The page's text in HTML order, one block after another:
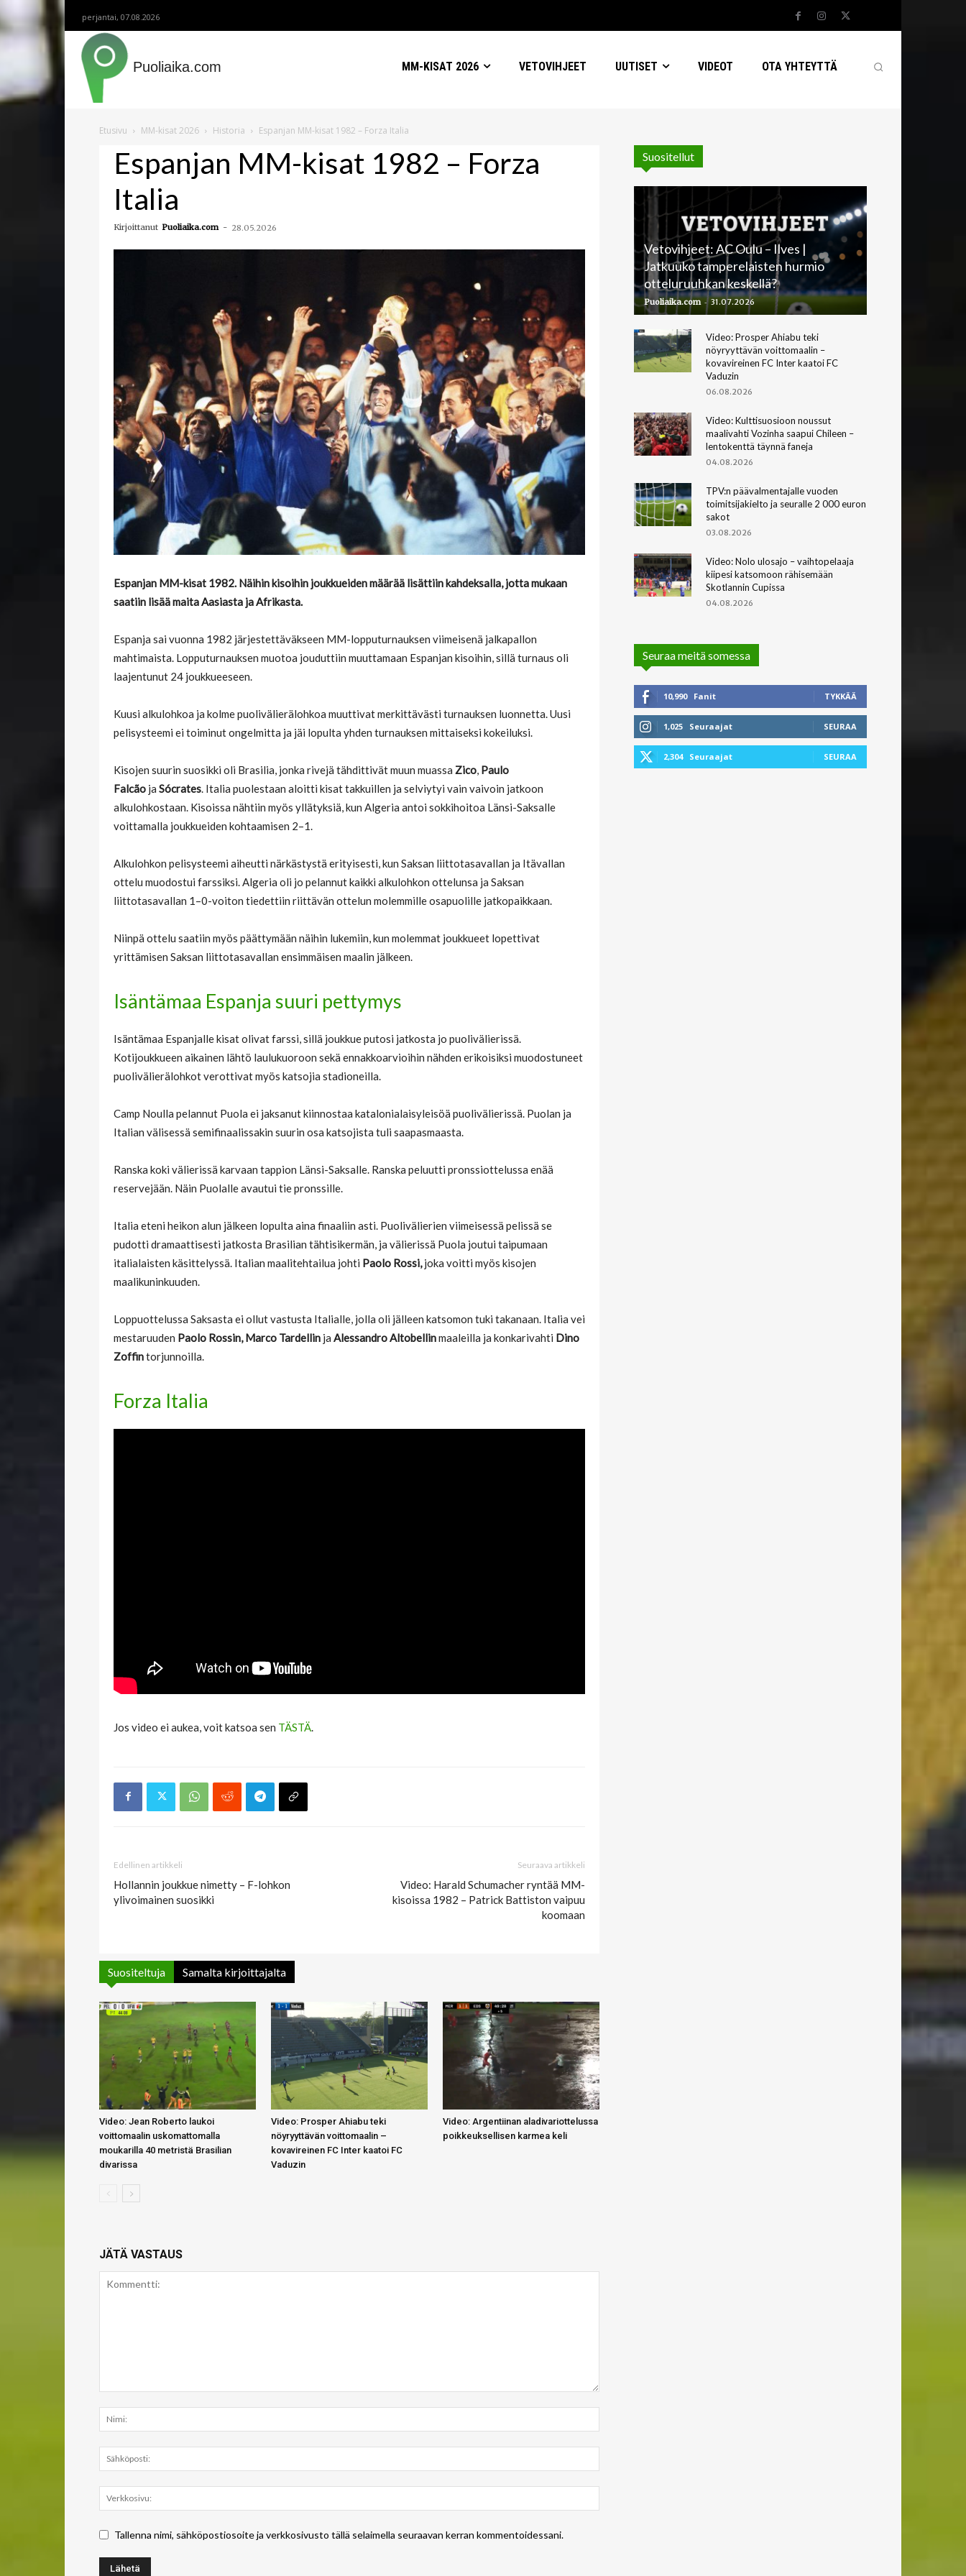
perjantai, 07.08.2026
Puoliaika.com MM-KISAT 2026 VETOVIHJEET UUTISET VIDEOT OTA YHTEYTTÄ
Etusivu MM-kisat 2026 Historia Espanjan MM-kisat 1982 – Forza Italia
Espanjan MM-kisat 1982 – Forza
Italia
Kirjoittanut Puoliaika.com - 28.05.2026
Espanjan MM-kisat 1982. Näihin kisoihin joukkueiden määrää lisättiin kahdeksalla, jotta mukaan
saatiin lisää maita Aasiasta ja Afrikasta.
Espanja sai vuonna 1982 järjestettäväkseen MM-lopputurnauksen viimeisenä jalkapallon
mahtimaista. Lopputurnauksen muotoa jouduttiin muuttamaan Espanjan kisoihin, sillä turnaus oli
laajentunut 24 joukkueeseen.
Kuusi alkulohkoa ja kolme puolivälierälohkoa muuttivat merkittävästi turnauksen luonnetta. Uusi
pelisysteemi ei toiminut ongelmitta ja jäi lopulta yhden turnauksen mittaiseksi kokeiluksi.
Kisojen suurin suosikki oli Brasilia, jonka rivejä tähdittivät muun muassa Zico, Paulo
Falcão ja Sócrates. Italia puolestaan aloitti kisat takkuillen ja selviytyi vain vaivoin jatkoon
alkulohkostaan. Kisoissa nähtiin myös yllätyksiä, kun Algeria antoi sokkihoitoa Länsi-Saksalle
voittamalla joukkueiden kohtaamisen 2–1.
Alkulohkon pelisysteemi aiheutti närkästystä erityisesti, kun Saksan liittotasavallan ja Itävallan
ottelu muodostui farssiksi. Algeria oli jo pelannut kaikki alkulohkon ottelunsa ja Saksan
liittotasavallan 1–0-voiton tiedettiin riittävän ottelun molemmille osapuolille jatkopaikkaan.
Niinpä ottelu saatiin myös päättymään näihin lukemiin, kun molemmat joukkueet lopettivat
yrittämisen Saksan liittotasavallan ensimmäisen maalin jälkeen.
Isäntämaa Espanja suuri pettymys
Isäntämaa Espanjalle kisat olivat farssi, sillä joukkue putosi jatkosta jo puolivälierissä.
Kotijoukkueen aikainen lähtö laulukuoroon sekä ennakkoarvioihin nähden erikoisiksi muodostuneet
puolivälierälohkot verottivat myös katsojia stadioneilla.
Camp Noulla pelannut Puola ei jaksanut kiinnostaa katalonialaisyleisöä puolivälierissä. Puolan ja
Italian välisessä semifinaalissakin suurin osa katsojista tuli saapasmaasta.
Ranska koki välierissä karvaan tappion Länsi-Saksalle. Ranska peluutti pronssiottelussa enää
reservejään. Näin Puolalle avautui tie pronssille.
Italia eteni heikon alun jälkeen lopulta aina finaaliin asti. Puolivälierien viimeisessä pelissä se
pudotti dramaattisesti jatkosta Brasilian tähtisikermän, ja välierissä Puola joutui taipumaan
italialaisten käsittelyssä. Italian maalitehtailua johti Paolo Rossi,joka voitti myös kisojen
maalikuninkuuden.
Loppuottelussa Saksasta ei ollut vastusta Italialle, jolla oli jälleen katsomon tuki takanaan. Italia vei
mestaruuden Paolo Rossin, Marco Tardellin ja Alessandro Altobellinmaaleilla ja konkarivahti Dino
Zoffintorjunnoilla.
Forza Italia
Jos video ei aukea, voit katsoa sen TÄSTÄ.
Edellinen artikkeli
Hollannin joukkue nimetty – F-lohkon
ylivoimainen suosikki
Seuraava artikkeli
Video: Harald Schumacher ryntää MM-
kisoissa 1982 – Patrick Battiston vaipuu
koomaan
Suositeltuja Samalta kirjoittajalta
Video: Jean Roberto laukoi
voittomaalin uskomattomalla
moukarilla 40 metristä Brasilian
divarissa
Video: Prosper Ahiabu teki
nöyryyttävän voittomaalin –
kovavireinen FC Inter kaatoi FC
Vaduzin
Video: Argentiinan aladivariottelussa
poikkeuksellisen karmea keli
JÄTÄ VASTAUS
Tallenna nimi, sähköpostiosoite ja verkkosivusto tällä selaimella seuraavan kerran kommentoidessani.
Suositellut
Vetovihjeet: AC Oulu – Ilves |
Jatkuuko tamperelaisten hurmio
otteluruuhkan keskellä?
Puoliaika.com - 31.07.2026
Video: Prosper Ahiabu teki
nöyryyttävän voittomaalin –
kovavireinen FC Inter kaatoi FC
Vaduzin
06.08.2026
Video: Kulttisuosioon noussut
maalivahti Vozinha saapui Chileen –
lentokenttä täynnä faneja
04.08.2026
TPV:n päävalmentajalle vuoden
toimitsijakielto ja seuralle 2 000 euron
sakot
03.08.2026
Video: Nolo ulosajo – vaihtopelaaja
kiipesi katsomoon rähisemään
Skotlannin Cupissa
04.08.2026
Seuraa meitä somessa
10,990 Fanit TYKKÄÄ
1,025 Seuraajat SEURAA
2,304 Seuraajat SEURAA